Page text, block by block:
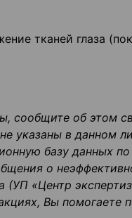
тканей глаза
сообщите об этом
указаны в данном
базу данных
о
(УП «Центр
Вы помогаете